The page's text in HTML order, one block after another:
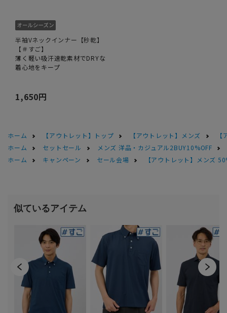
半袖Vネックインナー【秒乾】
【＃すご】
薄く軽い吸汗速乾素材でDRYな
着心地をキープ
1,650円
ホーム 【アウトレット】トップ 【アウトレット】メンズ
ホーム
セットセール
メンズ 洋品・カジュアル2BUY10%OFF
ホーム
キャンペーン セール会場 【アウトレット】メンズ